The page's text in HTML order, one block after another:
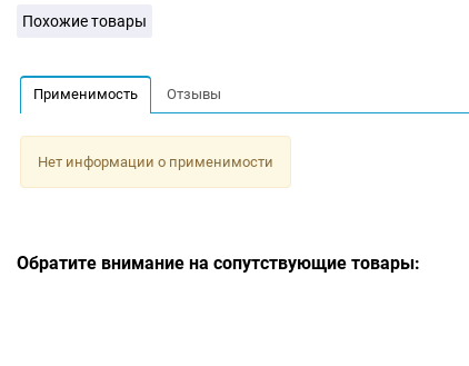
Похожие товары
Применимость Отзывы
Нет информации о применимости
Обратите внимание на сопутствующие товары: